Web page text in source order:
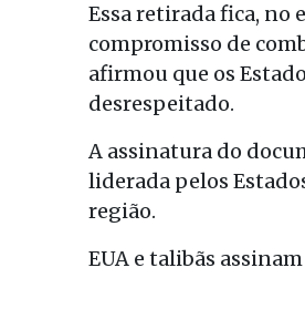
Essa retirada fica, no
compromisso de
afirmou que os
desrespeitado.
A assinatura do
liderada pelos
região.
EUA e talibãs